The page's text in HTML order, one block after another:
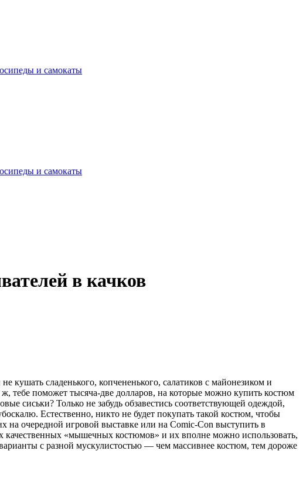
и самокаты
и самокаты
в качков
кушать сладенького, копчененького, салатиков с майонезиком и
тебе поможет тысяча-две долларов, на которые можно купить костюм
сиськи? Только не забудь обзавестись соответствующей одеждой,
Естественно, никто не будет покупать такой костюм, чтобы
очередной игровой выставке или на Comic-Con выступить в
качественных «мышечных костюмов» и их вполне можно использовать,
с разной мускулистостью — чем массивнее костюм, тем дороже